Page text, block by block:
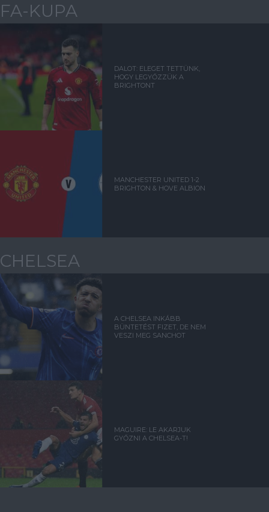
FA-KUPA
DALOT: ELEGET TETTÜNK,
HOGY LEGYŐZZÜK A
BRIGHTONT
MANCHESTER UNITED 1-2
BRIGHTON & HOVE ALBION
CHELSEA
A CHELSEA INKÁBB
BÜNTETÉST FIZET, DE NEM
VESZI MEG SANCHOT
MAGUIRE: LE AKARJUK
GYŐZNI A CHELSEA-T!